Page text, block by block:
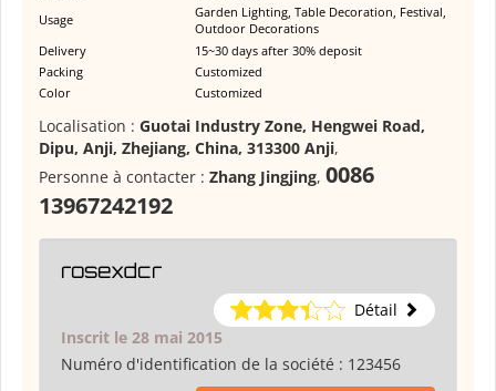
Usage
Garden Lighting, Table Decoration, Festival,
Outdoor Decorations
Delivery
15~30 days after 30% deposit
Packing
Customized
Color
Customized
Localisation : Guotai Industry Zone, Hengwei Road,
Dipu, Anji, Zhejiang, China, 313300 Anji,
Personne à contacter : Zhang Jingjing, 0086
13967242192
rosexdcr
Détail
Inscrit le 28 mai 2015
Numéro d'identification de la société : 123456